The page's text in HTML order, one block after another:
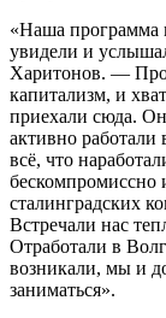
«Наша программа
увидели и
Харитонов. —
капитализм, и
приехали сюда.
активно работали
всё, что
бескомпромиссно
сталинградских
Встречали нас
Отработали в
возникали, мы и
заниматься».